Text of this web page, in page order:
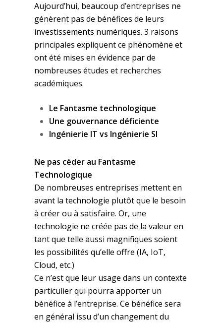
Aujourd’hui, beaucoup d’entreprises ne
génèrent pas de bénéfices de leurs
investissements numériques. 3 raisons
principales expliquent ce phénomène et
ont été mises en évidence par de
nombreuses études et recherches
académiques.
Le Fantasme technologique
Une gouvernance déficiente
Ingénierie IT vs Ingénierie SI
Ne pas céder au Fantasme
Technologique
De nombreuses entreprises mettent en
avant la technologie plutôt que le besoin
à créer ou à satisfaire. Or, une
technologie ne créée pas de la valeur en
tant que telle aussi magnifiques soient
les possibilités qu’elle offre (IA, IoT,
Cloud, etc.)
Ce n’est que leur usage dans un contexte
particulier qui pourra apporter un
bénéfice à l’entreprise. Ce bénéfice sera
en général issu d’un changement du